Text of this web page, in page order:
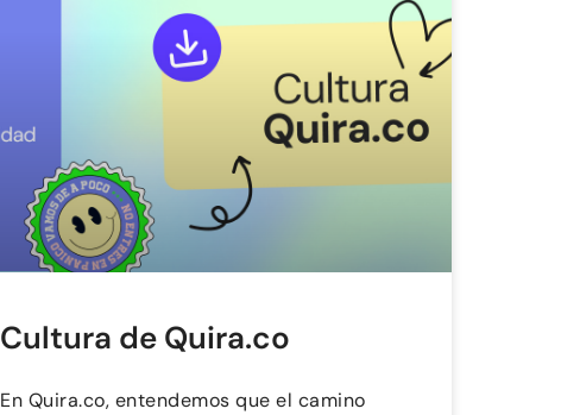
Cultura de Quira.co
En Quira.co, entendemos que el camino